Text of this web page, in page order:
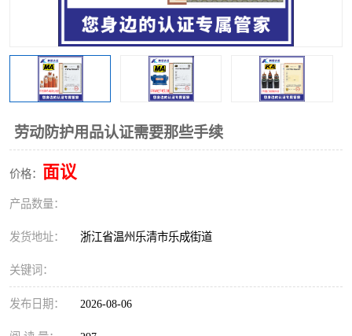
劳动防护用品认证需要那些手续
价格： 面议
产品数量：
发货地址： 浙江省温州乐清市乐成街道
关键词：
发布日期： 2026-08-06